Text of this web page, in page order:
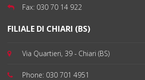
Fax: 030 70 14 922
FILIALE DI CHIARI (BS)
Via Quartieri, 39 - Chiari (BS)
Phone: 030 701 4951